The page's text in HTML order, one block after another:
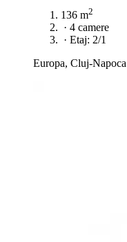
136 m2
· 4 camere
· Etaj: 2/1
Europa, Cluj-Napoca